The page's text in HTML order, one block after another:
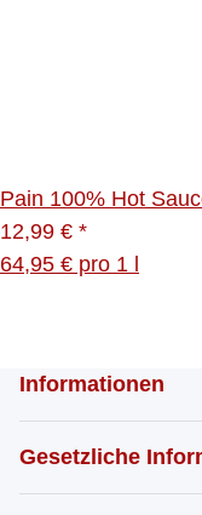
Pain 100% Hot
12,99 € *
64,95 € pro 1 l
Informationen
Gesetzliche